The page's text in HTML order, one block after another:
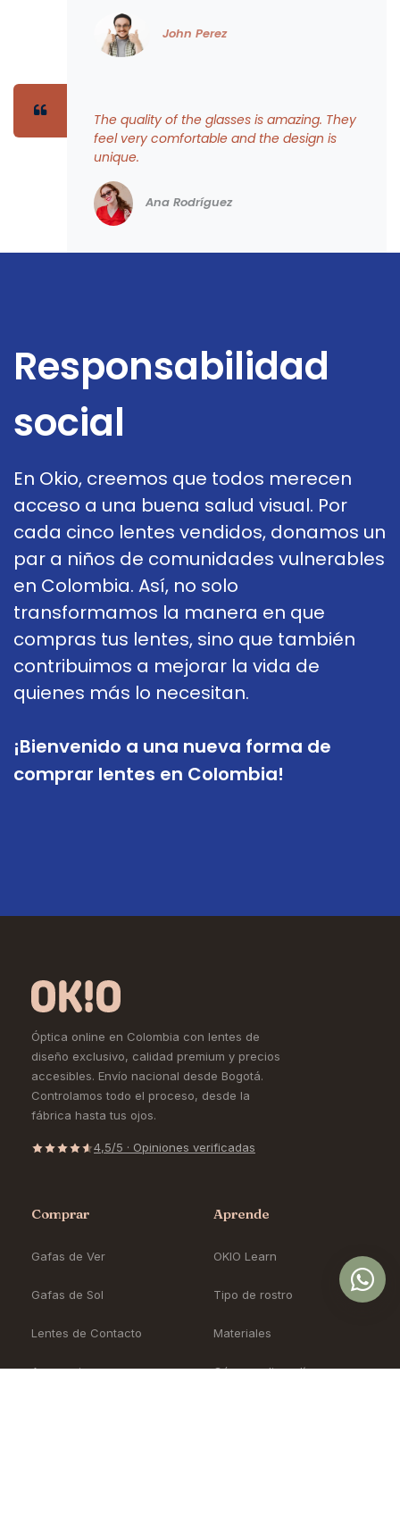
John Perez
The quality of the glasses is amazing. They
feel very comfortable and the design is
unique.
Ana Rodríguez
Responsabilidad
social
En Okio, creemos que todos merecen
acceso a una buena salud visual. Por
cada cinco lentes vendidos, donamos un
par a niños de comunidades vulnerables
en Colombia. Así, no solo
transformamos la manera en que
compras tus lentes, sino que también
contribuimos a mejorar la vida de
quienes más lo necesitan.
¡Bienvenido a una nueva forma de
comprar lentes en Colombia!
Óptica online en Colombia con lentes de
accesibles. Envío nacional desde Bogotá.